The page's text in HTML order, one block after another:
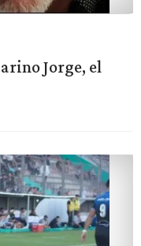
Jorge, el